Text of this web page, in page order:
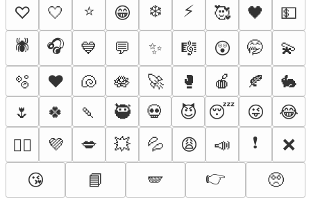
♡ 🤍 ⭐ 😁 ❄️ ⚡ 🥰 🖤
💵
🕷️
🎧 💙 💬 ✨ 🎼 😲 🤭
💫
🫧
♥️ 🐚 🪷 🚀 🥊 🍎 🍂
🐇
🌷
🍀 🍡 🥷 💀 😈 😴 😜
😂
❤️‍🔥
💜 💋 💥 💦 😩 📣 ❗
❌
😘
📘 🪽 👉 🥺